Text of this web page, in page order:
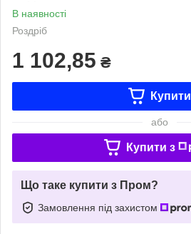
В наявності
Роздріб
1 102,85 ₴
Купити
або
Купити з
Що таке купити з Пром?
Замовлення під захистом